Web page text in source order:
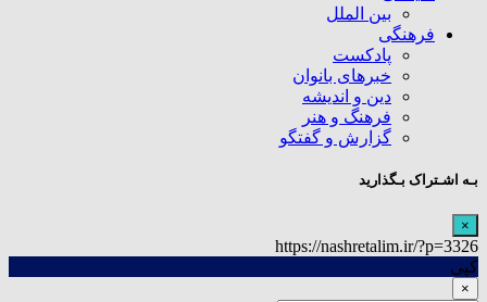
بین الملل
فرهنگی
پادکست
خبرهای بانوان
دین و اندیشه
فرهنگ و هنر
گزارش و گفتگو
بـه اشـتراک بـگذارید
×
https://nashretalim.ir/?p=3326
کپی
×